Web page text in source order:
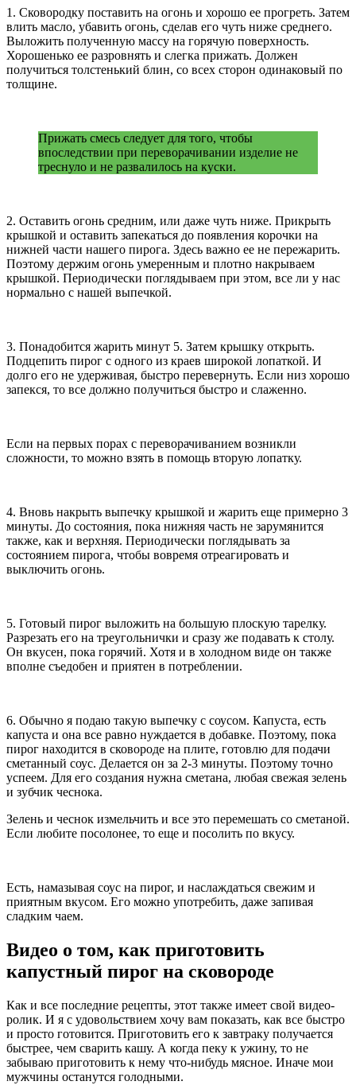
1. Сковородку поставить на огонь и хорошо ее прогреть. Затем
влить масло, убавить огонь, сделав его чуть ниже среднего.
Выложить полученную массу на горячую поверхность.
Хорошенько ее разровнять и слегка прижать. Должен
получиться толстенький блин, со всех сторон одинаковый по
толщине.
Прижать смесь следует для того, чтобы
впоследствии при переворачивании изделие не
треснуло и не развалилось на куски.
2. Оставить огонь средним, или даже чуть ниже. Прикрыть
крышкой и оставить запекаться до появления корочки на
нижней части нашего пирога. Здесь важно ее не пережарить.
Поэтому держим огонь умеренным и плотно накрываем
крышкой. Периодически поглядываем при этом, все ли у нас
нормально с нашей выпечкой.
3. Понадобится жарить минут 5. Затем крышку открыть.
Подцепить пирог с одного из краев широкой лопаткой. И
долго его не удерживая, быстро перевернуть. Если низ хорошо
запекся, то все должно получиться быстро и слаженно.
Если на первых порах с переворачиванием возникли
сложности, то можно взять в помощь вторую лопатку.
4. Вновь накрыть выпечку крышкой и жарить еще примерно 3
минуты. До состояния, пока нижняя часть не зарумянится
также, как и верхняя. Периодически поглядывать за
состоянием пирога, чтобы вовремя отреагировать и
выключить огонь.
5. Готовый пирог выложить на большую плоскую тарелку.
Разрезать его на треугольнички и сразу же подавать к столу.
Он вкусен, пока горячий. Хотя и в холодном виде он также
вполне съедобен и приятен в потреблении.
6. Обычно я подаю такую выпечку с соусом. Капуста, есть
капуста и она все равно нуждается в добавке. Поэтому, пока
пирог находится в сковороде на плите, готовлю для подачи
сметанный соус. Делается он за 2-3 минуты. Поэтому точно
успеем. Для его создания нужна сметана, любая свежая зелень
и зубчик чеснока.
Зелень и чеснок измельчить и все это перемешать со сметаной.
Если любите посолонее, то еще и посолить по вкусу.
Есть, намазывая соус на пирог, и наслаждаться свежим и
приятным вкусом. Его можно употребить, даже запивая
сладким чаем.
Видео о том, как приготовить
капустный пирог на сковороде
Как и все последние рецепты, этот также имеет свой видео-
ролик. И я с удовольствием хочу вам показать, как все быстро
и просто готовится. Приготовить его к завтраку получается
быстрее, чем сварить кашу. А когда пеку к ужину, то не
забываю приготовить к нему что-нибудь мясное. Иначе мои
мужчины останутся голодными.